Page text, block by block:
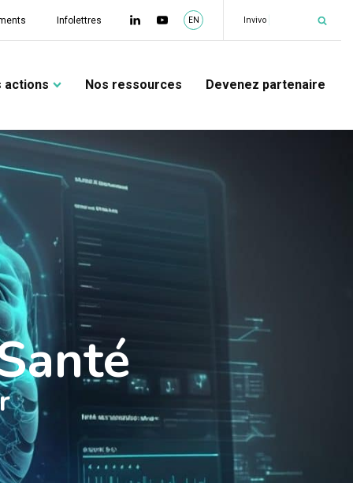
Infolettres EN Équip |
actions Nos ressources Devenez partenaire